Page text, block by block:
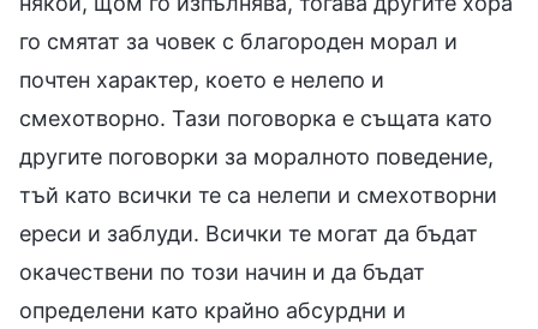
го смятат за човек с благороден морал и
почтен характер, което е нелепо и
смехотворно. Тази поговорка е същата като
другите поговорки за моралното поведение,
тъй като всички те са нелепи и смехотворни
ереси и заблуди. Всички те могат да бъдат
окачествени по този начин и да бъдат
определени като крайно абсурдни и